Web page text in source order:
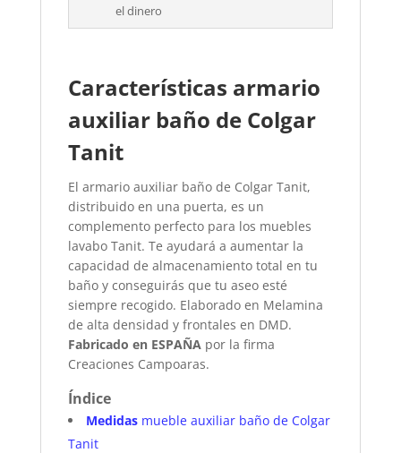
el dinero
Características armario
auxiliar baño de Colgar
Tanit
El armario auxiliar baño de Colgar Tanit,
distribuido en una puerta, es un
complemento perfecto para los muebles
lavabo Tanit. Te ayudará a aumentar la
capacidad de almacenamiento total en tu
baño y conseguirás que tu aseo esté
siempre recogido. Elaborado en Melamina
de alta densidad y frontales en DMD.
Fabricado en ESPAÑA por la firma
Creaciones Campoaras.
Índice
Medidasmueble auxiliar baño de Colgar
Tanit